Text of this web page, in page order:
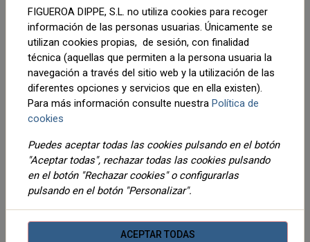
AJUSTE EN LA CINTURA SIN
PUÑOS
Desde30,36 €
AÑADIR AL
CARRITO
Desde16,50 €
AÑADIR AL
CARRITO
Boxer cedar navy pack 2 boxer marc
FIGUEROA DIPPE, S.L. no utiliza cookies para recoger
información de las personas usuarias. Únicamente se
utilizan cookies propias, de sesión, con finalidad
técnica (aquellas que permiten a la persona usuaria la
navegación a través del sitio web y la utilización de las
diferentes opciones y servicios que en ella existen).
Para más información consulte nuestra Política de
cookies
Puedes aceptar todas las cookies pulsando en el botón
"Aceptar todas", rechazar todas las cookies pulsando
en el botón "Rechazar cookies" o configurarlas
pulsando en el botón "Personalizar".
ACEPTAR TODAS